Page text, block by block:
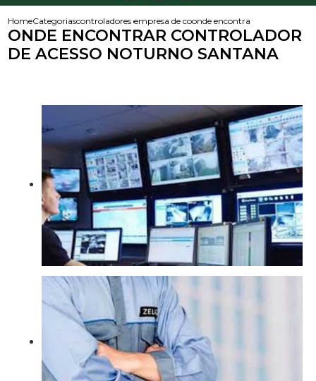
HomeCategoriascontroladores de acessoempresa de controlador de acesso
onde encontrar controlador
ONDE ENCONTRAR CONTROLADOR
DE ACESSO NOTURNO SANTANA